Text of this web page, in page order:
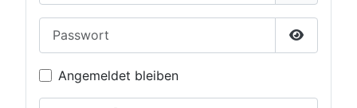
Passwort
Angemeldet bleiben